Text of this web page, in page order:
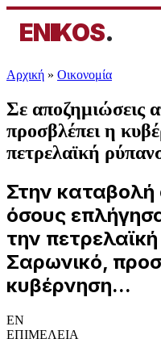
ENIKOS.
Αρχική » Oικονομία
Σε αποζημιώσεις
προσβλέπει η
πετρελαϊκή
Στην
όσους
την
Σαρωνικό,
κυβέρνηση...
EN
ΕΠΙΜΕΛΕΙΑ